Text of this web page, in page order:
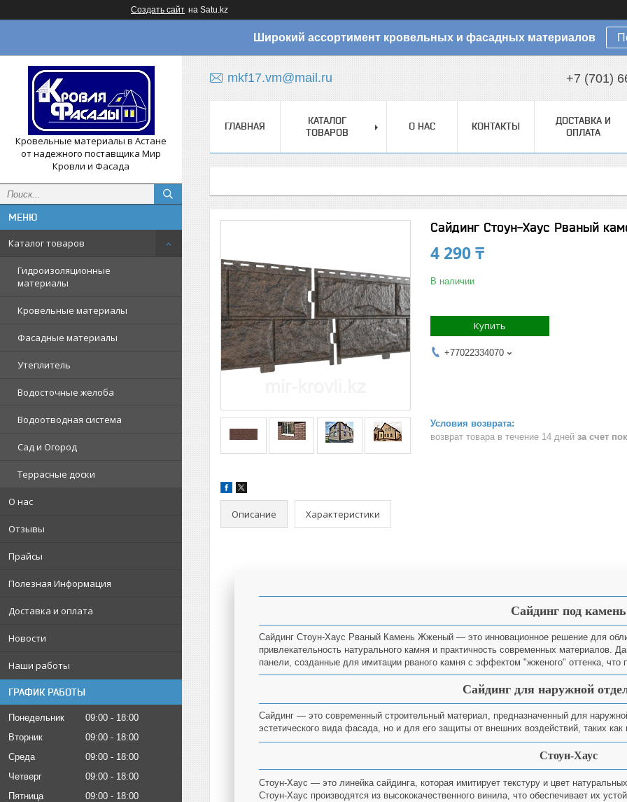
Создать сайт на Satu.kz
Широкий ассортимент кровельных и фасадных материалов
Кровельные материалы в Астане
от надежного поставщика Мир
Кровли и Фасада
Каталог товаров
Гидроизоляционные
материалы
Кровельные материалы
Фасадные материалы
Утеплитель
Водосточные желоба
Водоотводная система
Сад и Огород
Террасные доски
О нас
Отзывы
Прайсы
Полезная Информация
Доставка и оплата
Новости
Наши работы
ГРАФИК РАБОТЫ
Понедельник 09:00
18:00
Вторник
09:00
18:00
Среда
09:00
18:00
Четверг
09:00
18:00
Пятница
09:00
18:00
mkf17.vm@mail.ru +7 (701)
ГЛАВНАЯ
КАТАЛОГ
ТОВАРОВ
О НАС КОНТАКТЫ
ДОСТАВКА И
ОПЛАТА
Сайдинг Стоун-Хаус Рваный
4 290 ₸
В наличии
Купить
+77022334070
возврат товара в течение 14 дней за счет
Описание Характеристики
Сайдинг под камень
Сайдинг Стоун-Хаус Рваный Камень Жженый — это инновационное решение для
привлекательность натурального камня и практичность современных материалов.
панели, созданные для имитации рваного камня с эффектом "жженого" оттенка,
Сайдинг для наружной
Сайдинг — это современный строительный материал, предназначенный для
эстетического вида фасада, но и для его защиты от внешних воздействий, таких
Стоун-Хаус
Стоун-Хаус — это линейка сайдинга, которая имитирует текстуру и цвет
Стоун-Хаус производятся из высококачественного винила, что обеспечивает их